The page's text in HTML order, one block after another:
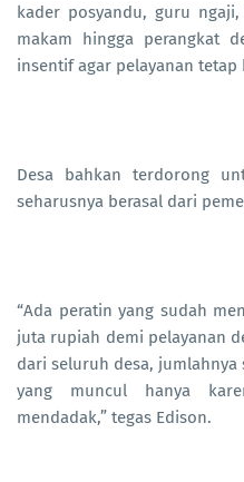
kader posyandu, guru
makam hingga perangkat
insentif agar pelayanan tetap
Desa bahkan terdorong
seharusnya berasal dari
“Ada peratin yang sudah
juta rupiah demi pelayanan
dari seluruh desa, jumlahnya
yang muncul hanya
mendadak,” tegas Edison.